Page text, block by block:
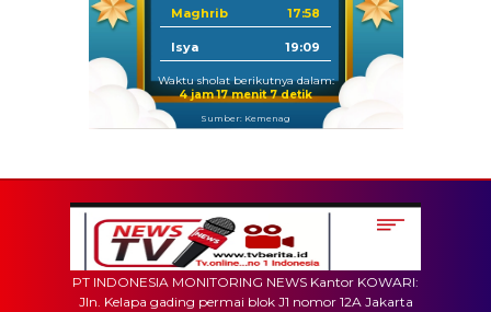
Maghrib 17:58
Isya 19:09
Waktu sholat berikutnya dalam:
4 jam 17 menit 6 detik
Sumber: Kemenag
PT INDONESIA MONITORING NEWS Kantor KOWARI:
Jln. Kelapa gading permai blok J1 nomor 12A Jakarta